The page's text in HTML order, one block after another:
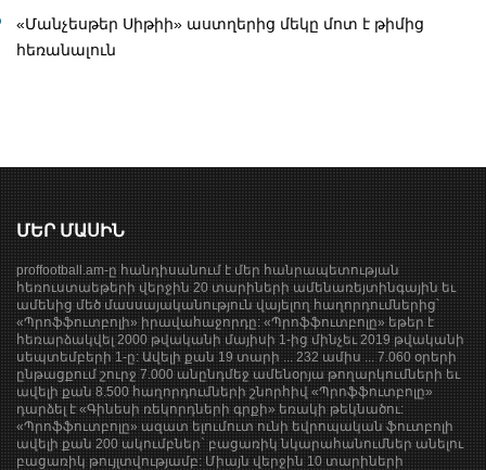
«Մանչեսթեր Սիթիի» աստղերից մեկը մոտ է թիմից
հեռանալուն
ՄԵՐ ՄԱՍԻՆ
proffootball.am-ը հանդիսանում է մեր հանրապետության
հեռուստաեթերի վերջին 20 տարիների ամենառեյտինգային եւ
ամենից մեծ մասսայականություն վայելող հաղորդումներից՝
«Պրոֆֆուտբոլի» իրավահաջորդը: «Պրոֆֆուտբոլը» եթեր է
հեռարձակվել 2000 թվականի մայիսի 1-ից մինչեւ 2019 թվականի
սեպտեմբերի 1-ը: Ավելի քան 19 տարի ... 232 ամիս ... 7.060 օրերի
ընթացքում շուրջ 7.000 անընդմեջ ամենօրյա թողարկումների եւ
ավելի քան 8.500 հաղորդումների շնորհիվ «Պրոֆֆուտբոլը»
դարձել է «Գինեսի ռեկորդների գրքի» եռակի թեկնածու:
«Պրոֆֆուտբոլը» ազատ ելումուտ ունի եվրոպական ֆուտբոլի
ավելի քան 200 ակումբներ` բացառիկ նկարահանումներ անելու
բացառիկ թույլտվությամբ: Միայն վերջին 10 տարիների